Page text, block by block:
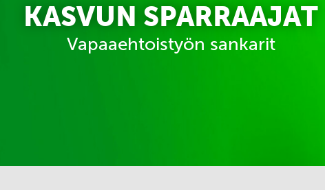
KASVUN SPARRAAJAT
Vapaaehtoistyön sankarit